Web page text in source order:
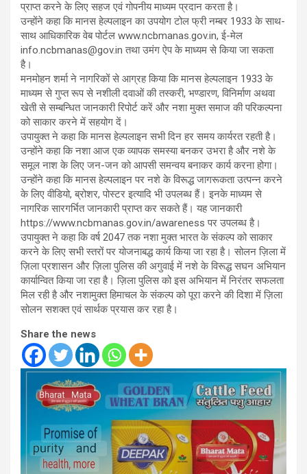
प्राप्त करने के लिए सहज एवं गोपनीय माध्यम प्रदान करता है।
उन्होंने कहा कि मानस हेल्पलाइन का उपयोग टोल फ्री नम्बर 1933 के साथ-
साथ आधिकारिक वेब पोर्टल www.ncbmanas.gov.in, ई-मेल
info.ncbmanas@gov.in तथा उमंग ऐप के माध्यम से किया जा सकता
है।
मनमोहन शर्मा ने नागरिकों से आग्रह किया कि मानस हेल्पलाइन 1933 के
माध्यम से गुप्त रूप से नशीली दवाओं की तस्करी, भण्डारण, विनिर्माण अथवा
खेती से सम्बन्धित जानकारी रिपोर्ट करें और नशा मुक्त समाज की परिकल्पना
को साकार करने में सहयोग दें।
उपायुक्त ने कहा कि मानस हेल्पलाइन सभी दिन हर समय कार्यरत रहती है।
उन्होंने कहा कि नशा आज एक व्यापक समस्या बनकर उभरा है और नशे के
समूल नाश के लिए जन-जन को आपसी समन्वय बनाकर कार्य करना होगा।
उन्होंने कहा कि मानस हेल्पलाइन पर नशे के विरूद्ध जागरूकता उत्पन्न करने
के लिए वीडियो, ब्रोशर, पोस्टर इत्यादि भी उपलब्ध हैं। इनके माध्यम से
नागरिक सारगर्भित जानकारी प्राप्त कर सकते हैं। यह जानकारी
https://www.ncbmanas.gov.in/awareness पर उपलब्ध है।
उपायुक्त ने कहा कि वर्ष 2047 तक नशा मुक्त भारत के संकल्प को साकार
करने के लिए सभी स्तरों पर योजनाबद्ध कार्य किया जा रहा है। सोलन ज़िला में
ज़िला प्रशासन और ज़िला पुलिस की अगुवाई में नशे के विरूद्ध सघन अभियान
कार्यान्वित किया जा रहा है। ज़िला पुलिस को इस अभियान में निरंतर सफलता
मिल रही है और नशामुक्त हिमाचल के संकल्प को पूरा करने की दिशा में ज़िला
सोलन सशक्त एवं सार्थक प्रयास कर रहा है।
Share the news